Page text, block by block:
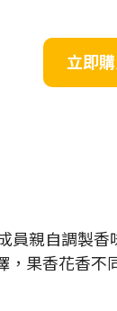
立即
員親自調製
，果香花香不